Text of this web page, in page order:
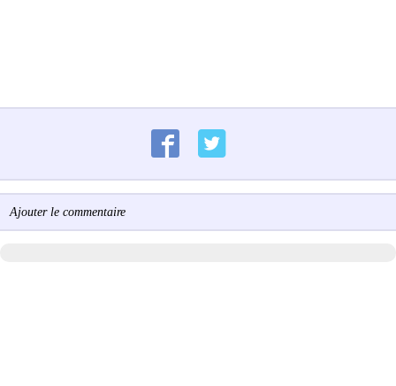
Ajouter le commentaire